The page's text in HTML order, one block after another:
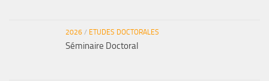
2026 / ETUDES DOCTORALES
Séminaire Doctoral